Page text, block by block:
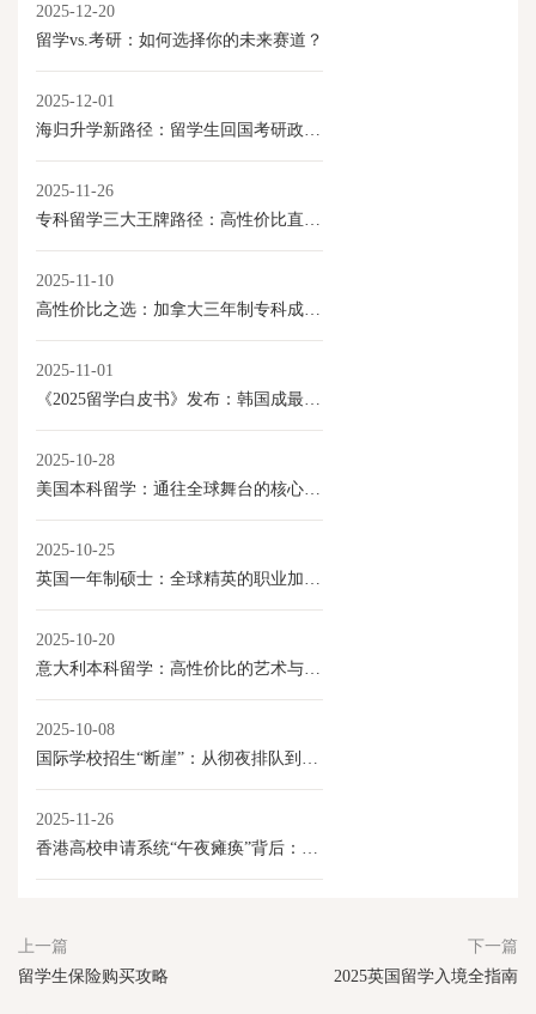
2025-12-20
留学vs.考研：如何选择你的未来赛道？
2025-12-01
海归升学新路径：留学生回国考研政策全解读
2025-11-26
专科留学三大王牌路径：高性价比直通就业与移民
2025-11-10
高性价比之选：加拿大三年制专科成留学新路径
2025-11-01
《2025留学白皮书》发布：韩国成最具性价比本科留学目的地
2025-10-28
美国本科留学：通往全球舞台的核心优势
2025-10-25
英国一年制硕士：全球精英的职业加速器
2025-10-20
意大利本科留学：高性价比的艺术与学术选择
2025-10-08
国际学校招生“断崖”：从彻夜排队到门庭冷落
2025-11-26
香港高校申请系统“午夜瘫痪”背后：内地学生激增与香港教育产业化的新变局
上一篇
留学生保险购买攻略
下一篇
2025英国留学入境全指南